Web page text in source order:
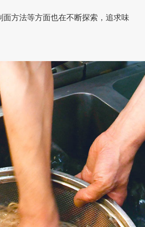
面方法等方面也在不断探索，追求味